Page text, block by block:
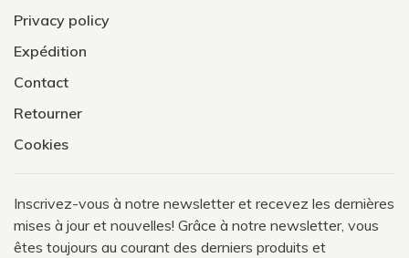
Privacy policy
Expédition
Contact
Retourner
Cookies
Inscrivez-vous à notre newsletter et recevez les dernières
mises à jour et nouvelles! Grâce à notre newsletter, vous
êtes toujours au courant des derniers produits et